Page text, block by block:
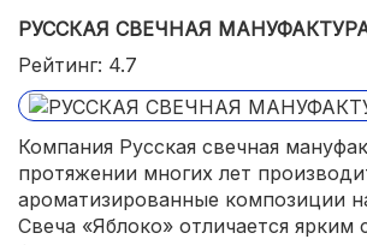
РУССКАЯ СВЕЧНАЯ
Рейтинг: 4.7
Компания Русская свечная
протяжении многих лет
ароматизированные композиции
Свеча «Яблоко» отличается ярким